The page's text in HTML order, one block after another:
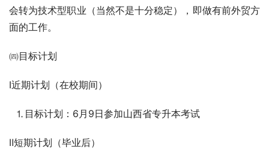
会转为技术型职业（当然不是十分稳定），即做有前外贸方
面的工作。
㈣目标计划
Ⅰ近期计划（在校期间）
⒈目标计划：6月9日参加山西省专升本考试
Ⅱ短期计划（毕业后）